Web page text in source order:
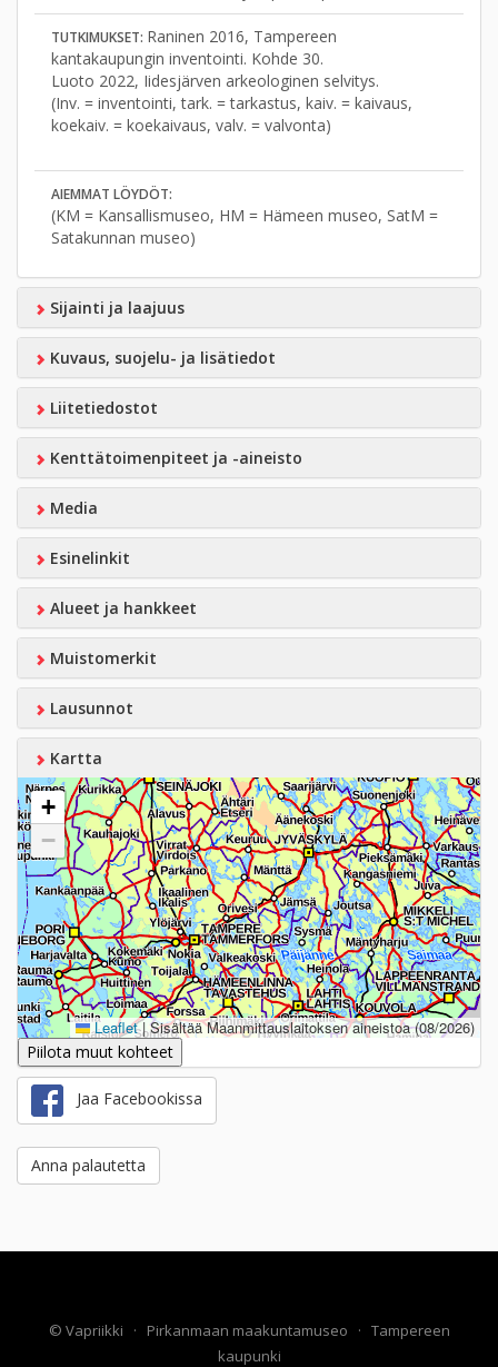
TUTKIMUKSET: Raninen 2016, Tampereen
kantakaupungin inventointi. Kohde 30.
Luoto 2022, Iidesjärven arkeologinen selvitys.
(Inv. = inventointi, tark. = tarkastus, kaiv. = kaivaus,
koekaiv. = koekaivaus, valv. = valvonta)
AIEMMAT LÖYDÖT:
(KM = Kansallismuseo, HM = Hämeen museo, SatM =
Satakunnan museo)
Sijainti ja laajuus
Kuvaus, suojelu- ja lisätiedot
Liitetiedostot
Kenttätoimenpiteet ja -aineisto
Media
Esinelinkit
Alueet ja hankkeet
Muistomerkit
Lausunnot
Kartta
+
−
Leaflet |Sisältää Maanmittauslaitoksen aineistoa (08/2026)
Piilota muut kohteet
Jaa Facebookissa
Anna palautetta
© Vapriikki · Pirkanmaan maakuntamuseo · Tampereen
kaupunki